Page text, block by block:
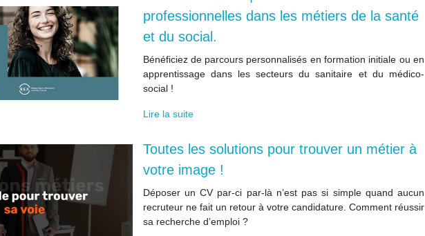
professionnelles dans les métiers de la santé
et du social.
Bénéficiez de parcours personnalisés en formation initiale ou en
apprentissage dans les secteurs du sanitaire et du médico-
social !
Lire la suite
Toutes les solutions pour trouver un métier à
votre image !
Déposer un CV par-ci par-là n’est pas si simple quand aucun
recruteur ne fait un retour à votre candidature. Comment réussir
sa recherche d’emploi ?